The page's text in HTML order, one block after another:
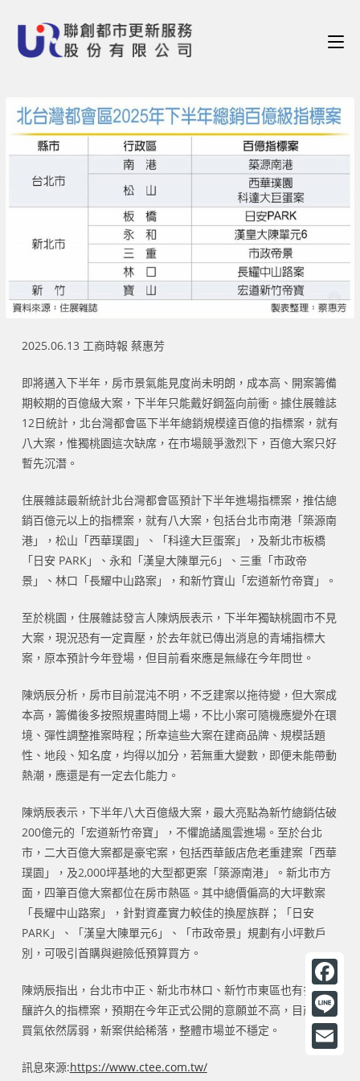
2025.06.13 工商時報 蔡惠芳
即將邁入下半年，房市景氣能見度尚未明朗，成本高、開案籌備
期較期的百億級大案，下半年只能戴好鋼盔向前衝。據住展雜誌
12日統計，北台灣都會區下半年總銷規模達百億的指標案，就有
八大案，惟獨桃園這次缺席，在市場競爭激烈下，百億大案只好
暫先沉潛。
住展雜誌最新統計北台灣都會區預計下半年進場指標案，推估總
銷百億元以上的指標案，就有八大案，包括台北市南港「築源南
港」，松山「西華璞園」、「科達大巨蛋案」，及新北市板橋
「日安 PARK」、永和「漢皇大陳單元6」、三重「市政帝
景」、林口「長耀中山路案」，和新竹寶山「宏道新竹帝寶」。
至於桃園，住展雜誌發言人陳炳辰表示，下半年獨缺桃園市不見
大案，現況恐有一定賣壓，於去年就已傳出消息的青埔指標大
案，原本預計今年登場，但目前看來應是無緣在今年問世。
陳炳辰分析，房市目前混沌不明，不乏建案以拖待變，但大案成
本高，籌備後多按照規畫時間上場，不比小案可隨機應變外在環
境、彈性調整推案時程；所幸這些大案在建商品牌、規模話題
性、地段、知名度，均得以加分，若無重大變數，即便未能帶動
熱潮，應還是有一定去化能力。
陳炳辰表示，下半年八大百億級大案，最大亮點為新竹總銷估破
200億元的「宏道新竹帝寶」，不懼詭譎風雲進場。至於台北
市，二大百億大案都是豪宅案，包括西華飯店危老重建案「西華
璞園」，及2,000坪基地的大型都更案「築源南港」。新北市方
面，四筆百億大案都位在房市熱區。其中總價偏高的大坪數案
「長耀中山路案」，針對資產實力較佳的換屋族群；「日安
PARK」、「漢皇大陳單元6」、「市政帝景」規劃有小坪數戶
別，可吸引首購與避險低預算買方。
陳炳辰指出，台北市中正、新北市林口、新竹市東區也有多筆醞
釀許久的指標案，預期在今年正式公開的意願並不高，目前房市
買氣依然孱弱，新案供給稀落，整體市場並不穩定。
訊息來源:https://www.ctee.com.tw/
F
a
c
L